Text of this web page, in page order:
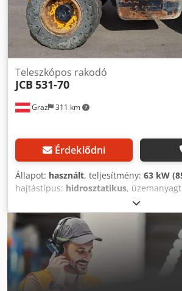
állapotú gép - CE jelöléssel Eladási ár:
darab! Kedvező szállítási feltételek is
ellenében új munkakosár vagy új
igényelhető!
Graz 311 km
Teleszkópos rakodó
JCB 531-70
Érdeklődni
Állapot: használt, teljesítmény: 63 kW
hajtástípus: hidrosztatikus,
, üzemórák:5 660 h
JCB5AAWGA02338172, JCB 531-70
eladó Eladásra kínálunk egy masszív és
használható JCB 531-70 teleszkópos
adatok Gyártó: JCB Modell: 531-70
Dcsdpfx Adozd Rqrsrjk Emelési
Meghajtás: összkerékhajtás